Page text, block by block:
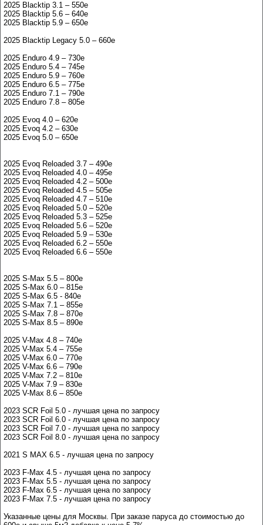
2025 Blacktip 3.1 – 550e
2025 Blacktip 5.6 – 640e
2025 Blacktip 5.9 – 650e
2025 Blacktip Legacy 5.0 – 660e
2025 Enduro 4.9 – 730e
2025 Enduro 5.4 – 745e
2025 Enduro 5.9 – 760e
2025 Enduro 6.5 – 775e
2025 Enduro 7.1 – 790e
2025 Enduro 7.8 – 805e
2025 Evoq 4.0 – 620e
2025 Evoq 4.2 – 630e
2025 Evoq 5.0 – 650e
2025 Evoq Reloaded 3.7 – 490e
2025 Evoq Reloaded 4.0 – 495e
2025 Evoq Reloaded 4.2 – 500e
2025 Evoq Reloaded 4.5 – 505e
2025 Evoq Reloaded 4.7 – 510e
2025 Evoq Reloaded 5.0 – 520e
2025 Evoq Reloaded 5.3 – 525e
2025 Evoq Reloaded 5.6 – 520e
2025 Evoq Reloaded 5.9 – 530e
2025 Evoq Reloaded 6.2 – 550e
2025 Evoq Reloaded 6.6 – 550e
2025 S-Max 5.5 – 800e
2025 S-Max 6.0 – 815e
2025 S-Max 6.5 - 840e
2025 S-Max 7.1 – 855e
2025 S-Max 7.8 – 870e
2025 S-Max 8.5 – 890e
2025 V-Max 4.8 – 740e
2025 V-Max 5.4 – 755e
2025 V-Max 6.0 – 770e
2025 V-Max 6.6 – 790e
2025 V-Max 7.2 – 810e
2025 V-Max 7.9 – 830e
2025 V-Max 8.6 – 850e
2023 SCR Foil 5.0 - лучшая цена по запросу
2023 SCR Foil 6.0 - лучшая цена по запросу
2023 SCR Foil 7.0 - лучшая цена по запросу
2023 SCR Foil 8.0 - лучшая цена по запросу
2021 S MAX 6.5 - лучшая цена по запросу
2023 F-Max 4.5 - лучшая цена по запросу
2023 F-Max 5.5 - лучшая цена по запросу
2023 F-Max 6.5 - лучшая цена по запросу
2023 F-Max 7.5 - лучшая цена по запросу
Указанные цены для Москвы. При заказе паруса до стоимостью до